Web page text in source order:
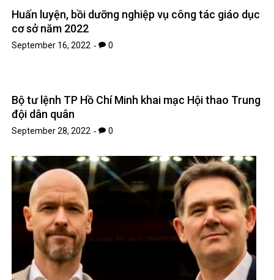
Huấn luyện, bồi dưỡng nghiệp vụ công tác giáo dục
cơ sở năm 2022
September 16, 2022 0
Bộ tư lệnh TP Hồ Chí Minh khai mạc Hội thao Trung
đội dân quân
September 28, 2022 0